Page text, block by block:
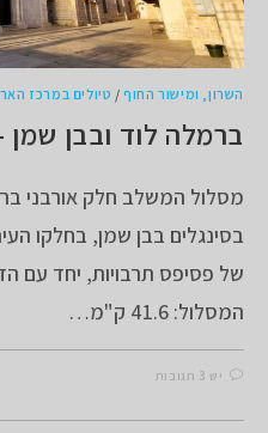
השרון, ומישור החוף/ טיולים במרכז
ברמלה לוד ובבן
מסלול המשלב חלק אורבני
בסינגלים בבן שמן, בחלקו
של פסיפס תרבויות, יחד עם
המסלול: 41.6 ק"מ…
יש 3 תגובות